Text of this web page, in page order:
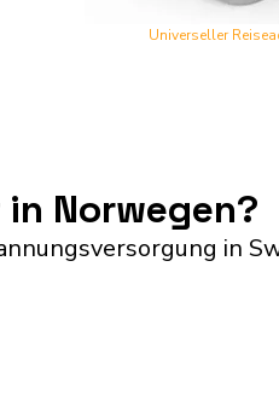
Universeller
Norwegen?
in